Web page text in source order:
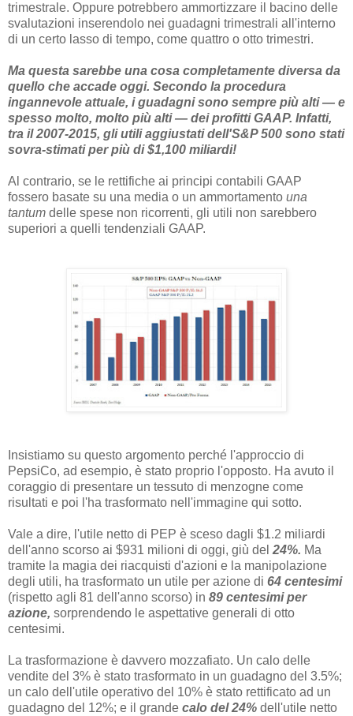
trimestrale. Oppure potrebbero ammortizzare il bacino delle
svalutazioni inserendolo nei guadagni trimestrali all'interno
di un certo lasso di tempo, come quattro o otto trimestri.
Ma questa sarebbe una cosa completamente diversa da
quello che accade oggi. Secondo la procedura
ingannevole attuale, i guadagni sono sempre più alti — e
spesso molto, molto più alti — dei profitti GAAP. Infatti,
tra il 2007-2015, gli utili aggiustati dell'S&P 500 sono stati
sovra-stimati per più di $1,100 miliardi!
Al contrario, se le rettifiche ai principi contabili GAAP
fossero basate su una media o un ammortamento una
tantum delle spese non ricorrenti, gli utili non sarebbero
superiori a quelli tendenziali GAAP.
Insistiamo su questo argomento perché l'approccio di
PepsiCo, ad esempio, è stato proprio l'opposto. Ha avuto il
coraggio di presentare un tessuto di menzogne come
risultati e poi l'ha trasformato nell'immagine qui sotto.
Vale a dire, l'utile netto di PEP è sceso dagli $1.2 miliardi
dell'anno scorso ai $931 milioni di oggi, giù del24%. Ma
tramite la magia dei riacquisti d'azioni e la manipolazione
degli utili, ha trasformato un utile per azione di 64 centesimi
(rispetto agli 81 dell'anno scorso) in 89 centesimi per
azione, sorprendendo le aspettative generali di otto
centesimi.
La trasformazione è davvero mozzafiato. Un calo delle
vendite del 3% è stato trasformato in un guadagno del 3.5%;
un calo dell'utile operativo del 10% è stato rettificato ad un
guadagno del 12%; e il grande calo del 24% dell'utile netto